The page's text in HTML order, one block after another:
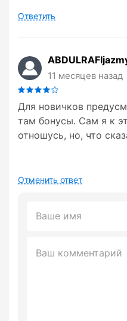
Ответить
11 месяцев назад
Для новичков
там бонусы. Сам я к
отношусь, но, что
Отменить ответ